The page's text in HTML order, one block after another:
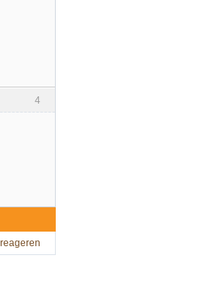
4